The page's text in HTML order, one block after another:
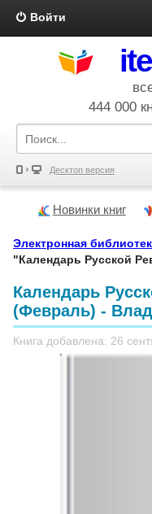
Войти
444 000
Десктоп версия
Новинки книг
Электронная
"Календарь Русской
Календарь
(Февраль) -
Книга добавлена: 26